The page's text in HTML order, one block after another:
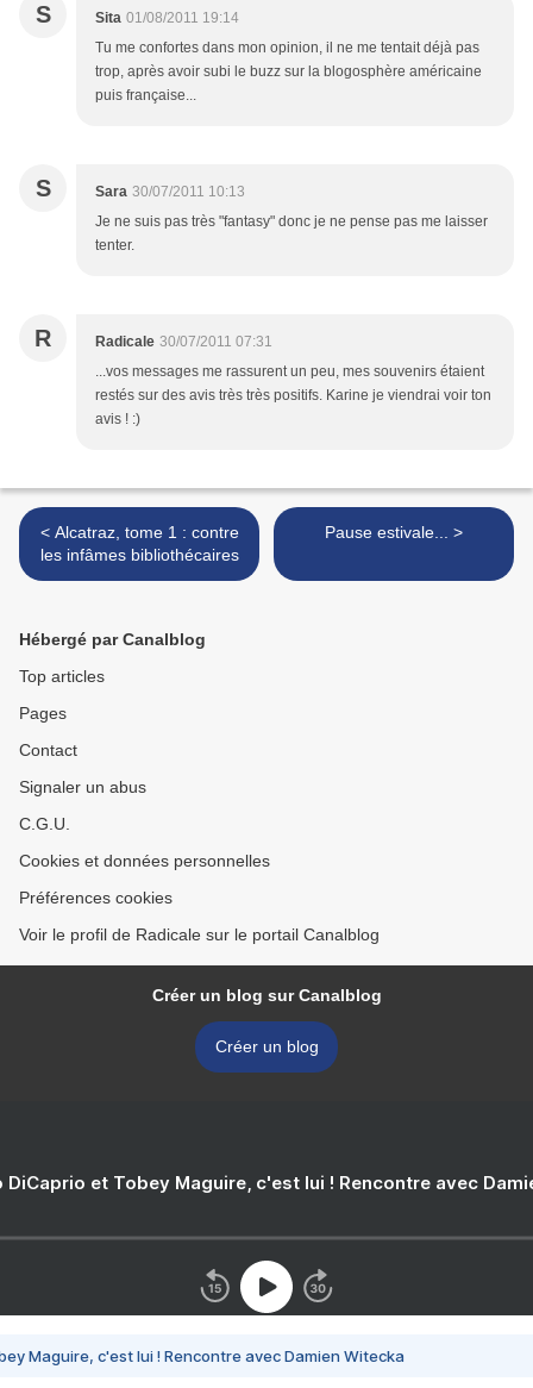
S Sita 01/08/2011 19:14
Tu me confortes dans mon opinion, il ne me tentait déjà pas
trop, après avoir subi le buzz sur la blogosphère américaine
puis française...
S Sara 30/07/2011 10:13
Je ne suis pas très "fantasy" donc je ne pense pas me laisser
tenter.
R Radicale 30/07/2011 07:31
...vos messages me rassurent un peu, mes souvenirs étaient
restés sur des avis très très positifs. Karine je viendrai voir ton
avis ! :)
< Alcatraz, tome 1 : contre
les infâmes bibliothécaires
Pause estivale... >
Hébergé par Canalblog
Top articles
Pages
Contact
Signaler un abus
C.G.U.
Cookies et données personnelles
Préférences cookies
Voir le profil de Radicale sur le portail Canalblog
Créer un blog sur Canalblog
Créer un blog
DiCaprio et Tobey Maguire, c'est lui ! Rencontre avec
Maguire, c'est lui ! Rencontre avec Damien Witecka